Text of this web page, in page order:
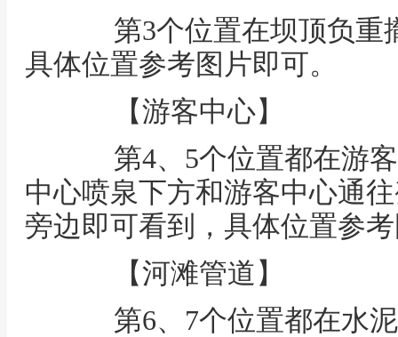
第3个位置在坝顶负重
具体位置参考图片即可。
【游客中心】
第4、5个位置都在游客
中心喷泉下方和游客中心通
旁边即可看到，具体位置参
【河滩管道】
第6、7个位置都在水泥